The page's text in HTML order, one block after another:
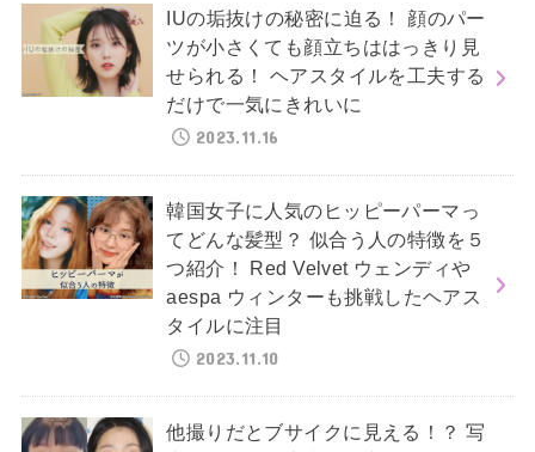
IUの垢抜けの秘密に迫る！ 顔のパー
ツが小さくても顔立ちははっきり見
せられる！ ヘアスタイルを工夫する
だけで一気にきれいに
2023.11.16
韓国女子に人気のヒッピーパーマっ
てどんな髪型？ 似合う人の特徴を５
つ紹介！ Red Velvet ウェンディや
aespa ウィンターも挑戦したヘアス
タイルに注目
2023.11.10
他撮りだとブサイクに見える！？ 写